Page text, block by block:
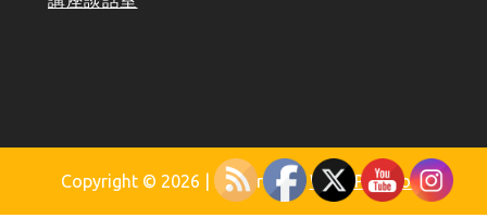
Copyright © 2026 | Powered byWordPress.org